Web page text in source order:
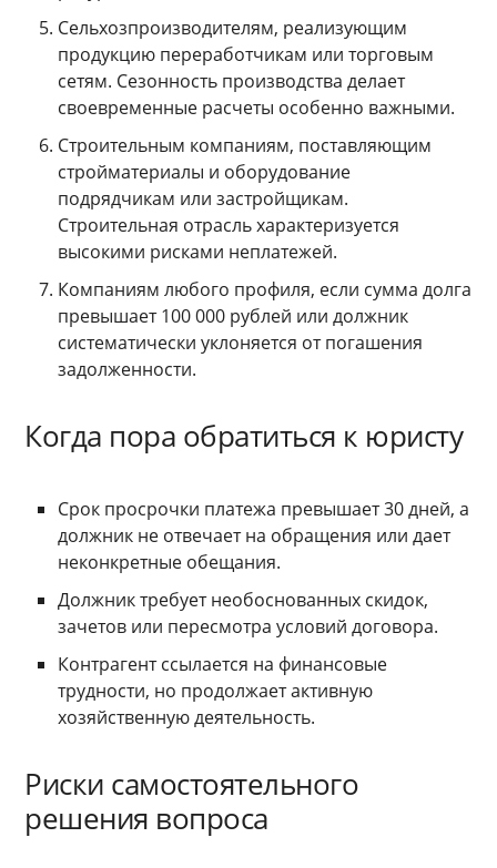
Сельхозпроизводителям, реализующим
продукцию переработчикам или торговым
сетям. Сезонность производства делает
своевременные расчеты особенно важными.
Строительным компаниям, поставляющим
стройматериалы и оборудование
подрядчикам или застройщикам.
Строительная отрасль характеризуется
высокими рисками неплатежей.
Компаниям любого профиля, если сумма долга
превышает 100 000 рублей или должник
систематически уклоняется от погашения
задолженности.
Когда пора обратиться к юристу
Срок просрочки платежа превышает 30 дней, а
должник не отвечает на обращения или дает
неконкретные обещания.
Должник требует необоснованных скидок,
зачетов или пересмотра условий договора.
Контрагент ссылается на финансовые
трудности, но продолжает активную
хозяйственную деятельность.
Риски самостоятельного
решения вопроса